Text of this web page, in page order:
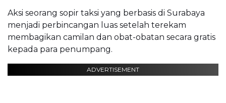
Aksi seorang sopir taksi yang berbasis di Surabaya
menjadi perbincangan luas setelah terekam
membagikan camilan dan obat-obatan secara gratis
kepada para penumpang.
ADVERTISEMENT